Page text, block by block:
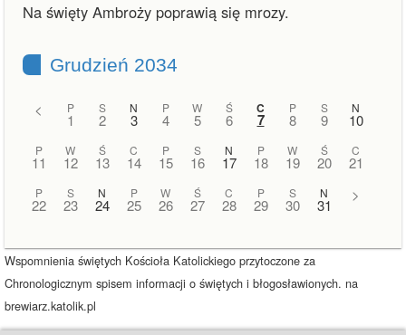
Na święty Ambroży poprawią się mrozy.
Grudzień 2034
< P
1
S
2
N
3
P
4
W
5
Ś
6
C
7
P
8
S
9
N
10
P
11
W
12
Ś
13
C
14
P
15
S
16
N
17
P
18
W
19
Ś
20
C
21
P
22
S
23
N
24
P
25
W
26
Ś
27
C
28
P
29
S
30
N
31
>
Wspomnienia świętych Kościoła Katolickiego przytoczone za
Chronologicznym spisem informacji o świętych i błogosławionych. na
brewiarz.katolik.pl